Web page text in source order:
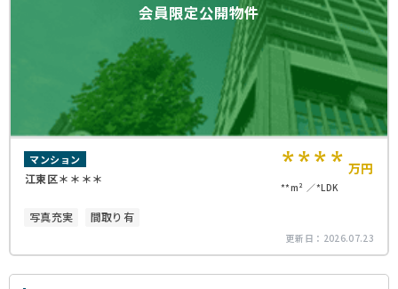
会員限定公開物件
マンション
江東区＊＊＊＊ **** 万円
**m² *LDK
写真充実 間取り有
更新日： 2026.07.23